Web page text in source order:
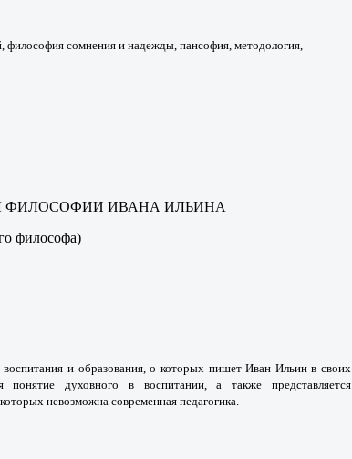
философия сомнения и надежды, пансофия, методология,
ФИЛОСОФИИ ИВАНА ИЛЬИНА
философа)
воспитания и образования, о которых пишет Иван Ильин в своих
понятие духовного в воспитании, а также представляется
невозможна современная педагогика.